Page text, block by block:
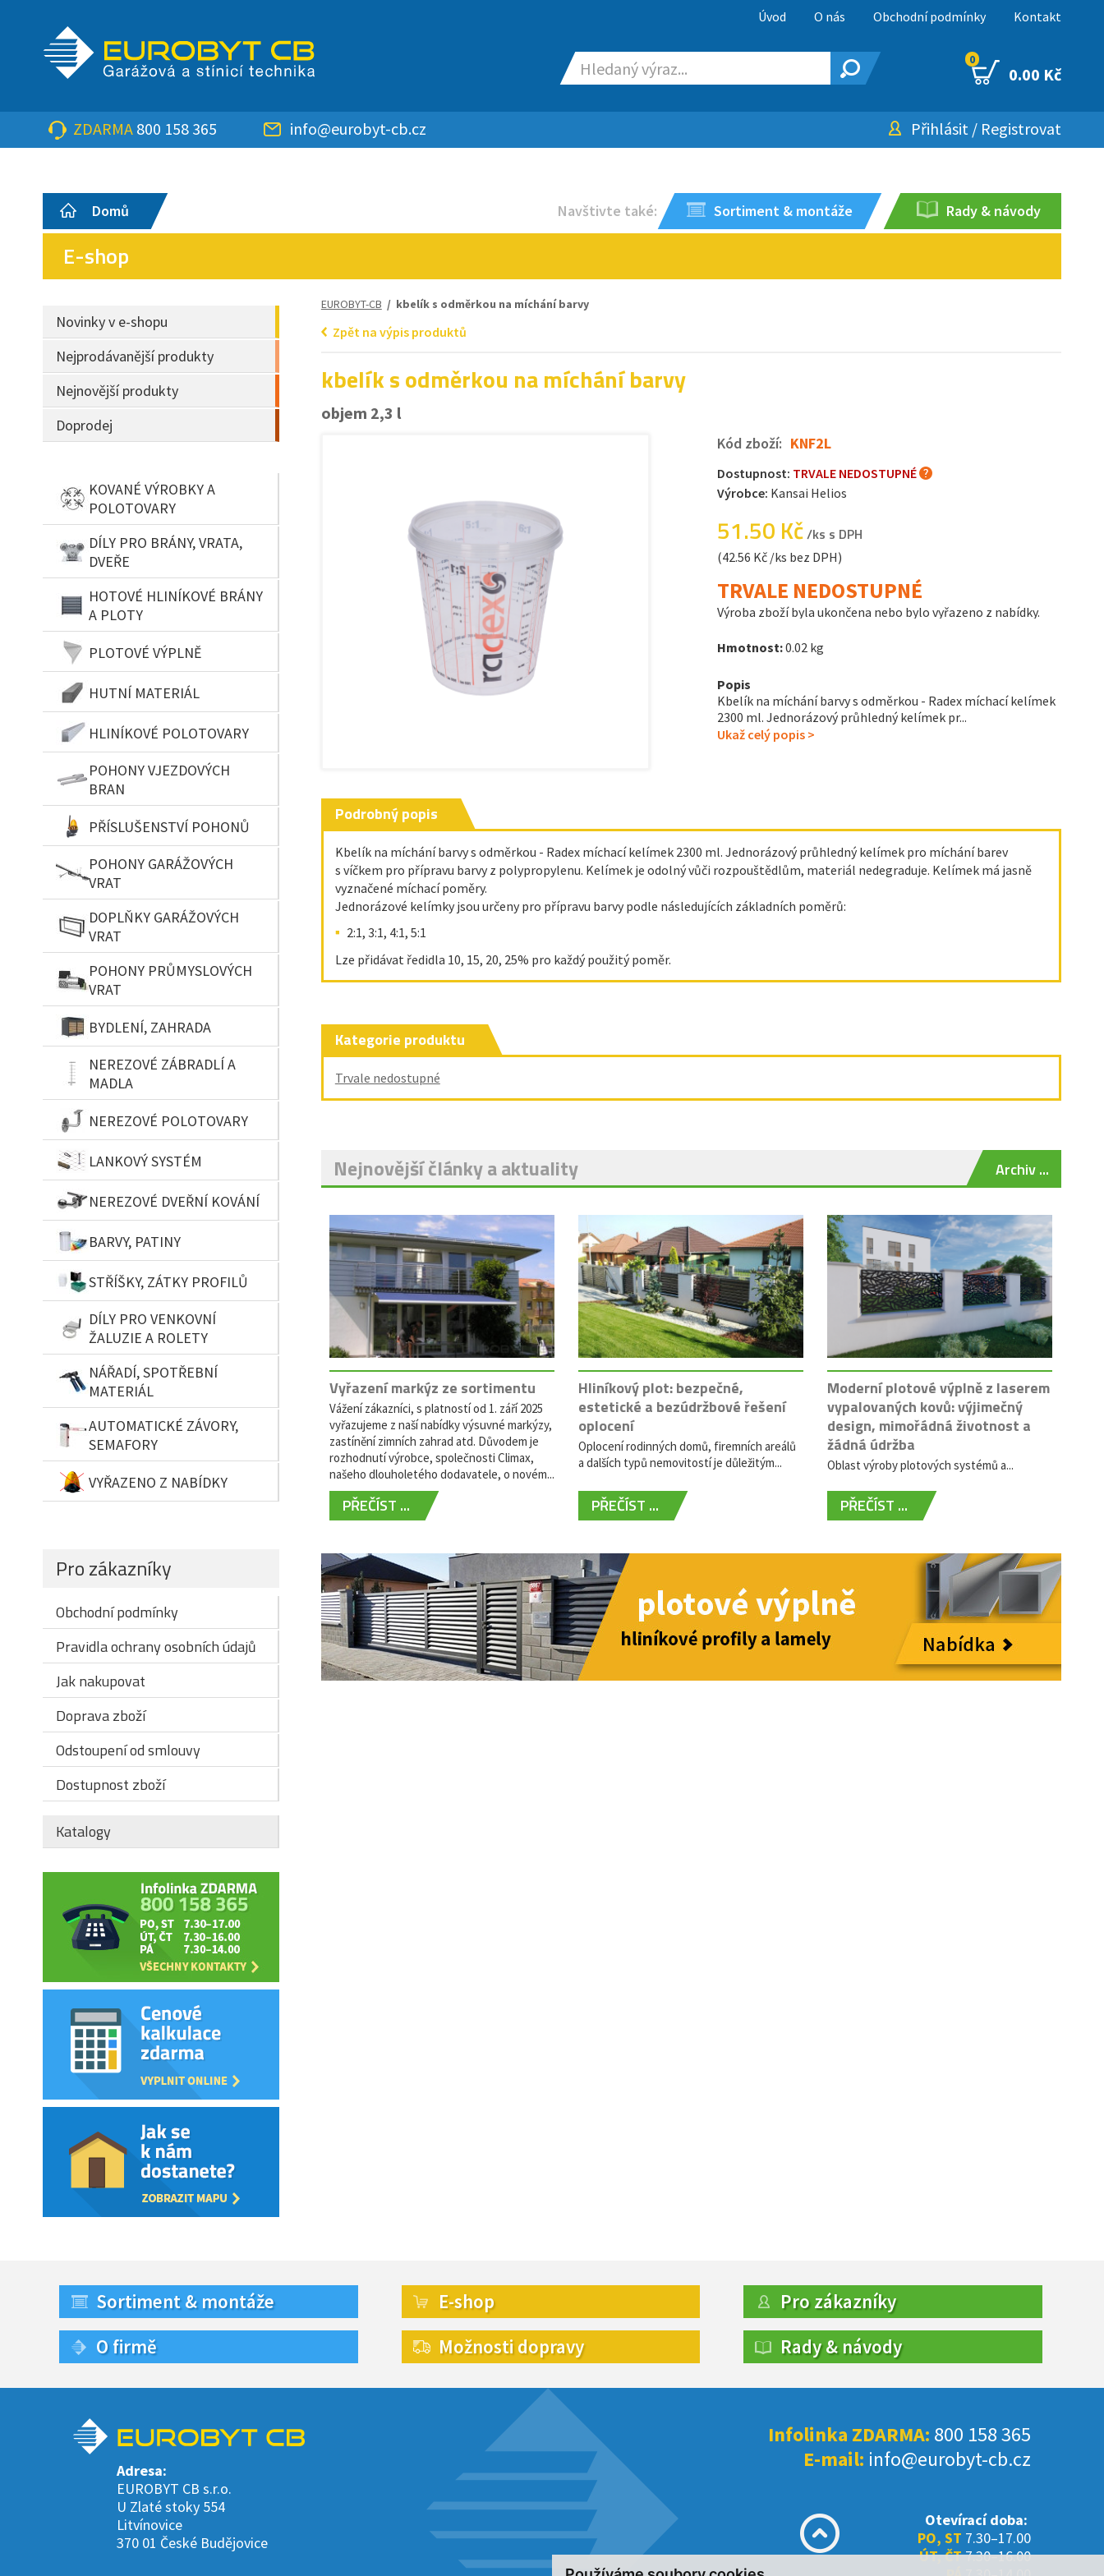
Úvod O nás Obchodní podmínky Kontakt
0
0.00 Kč
ZDARMA 800 158 365 info@eurobyt-cb.cz Přihlásit / Registrovat
Domů Navštivte také: Sortiment & montáže Rady & návody
E-shop
Novinky v e-shopu
Nejprodávanější produkty
Nejnovější produkty
Doprodej
KOVANÉ VÝROBKY A
POLOTOVARY
DÍLY PRO BRÁNY, VRATA,
DVEŘE
HOTOVÉ HLINÍKOVÉ BRÁNY
A PLOTY
PLOTOVÉ VÝPLNĚ
HUTNÍ MATERIÁL
HLINÍKOVÉ POLOTOVARY
POHONY VJEZDOVÝCH
BRAN
PŘÍSLUŠENSTVÍ POHONŮ
POHONY GARÁŽOVÝCH
VRAT
DOPLŇKY GARÁŽOVÝCH
VRAT
POHONY PRŮMYSLOVÝCH
VRAT
BYDLENÍ, ZAHRADA
NEREZOVÉ ZÁBRADLÍ A
MADLA
NEREZOVÉ POLOTOVARY
LANKOVÝ SYSTÉM
NEREZOVÉ DVEŘNÍ KOVÁNÍ
BARVY, PATINY
STŘÍŠKY, ZÁTKY PROFILŮ
DÍLY PRO VENKOVNÍ
ŽALUZIE A ROLETY
NÁŘADÍ, SPOTŘEBNÍ
MATERIÁL
AUTOMATICKÉ ZÁVORY,
SEMAFORY
VYŘAZENO Z NABÍDKY
Pro zákazníky
Obchodní podmínky
Pravidla ochrany osobních údajů
Jak nakupovat
Doprava zboží
Odstoupení od smlouvy
Dostupnost zboží
Katalogy
EUROBYT-CB / kbelík s odměrkou na míchání barvy
Zpět na výpis produktů
kbelík s odměrkou na míchání barvy
objem 2,3 l
Kód zboží: KNF2L
Dostupnost: TRVALE NEDOSTUPNÉ
Výrobce: Kansai Helios
51.50 Kč/ks s DPH
(42.56 Kč /ks bez DPH)
TRVALE NEDOSTUPNÉ
Výroba zboží byla ukončena nebo bylo vyřazeno z nabídky.
Hmotnost:0.02 kg
Popis
Kbelík na míchání barvy s odměrkou - Radex míchací kelímek
2300 ml. Jednorázový průhledný kelímek pr...
Ukaž celý popis >
Podrobný popis
Kbelík na míchání barvy s odměrkou - Radex míchací kelímek 2300 ml. Jednorázový průhledný kelímek pro míchání barev
s víčkem pro přípravu barvy z polypropylenu. Kelímek je odolný vůči rozpouštědlům, materiál nedegraduje. Kelímek má jasně
vyznačené míchací poměry.
Jednorázové kelímky jsou určeny pro přípravu barvy podle následujících základních poměrů:
2:1, 3:1, 4:1, 5:1
Lze přidávat ředidla 10, 15, 20, 25% pro každý použitý poměr.
Kategorie produktu
Trvale nedostupné
Nejnovější články a aktuality
Vyřazení markýz ze sortimentu
Vážení zákazníci, s platností od 1. září 2025
vyřazujeme z naší nabídky výsuvné markýzy,
zastínění zimních zahrad atd. Důvodem je
rozhodnutí výrobce, společnosti Climax,
našeho dlouholetého dodavatele, o novém...
PŘEČÍST ...
Hliníkový plot: bezpečné,
estetické a bezúdržbové řešení
oplocení
Oplocení rodinných domů, firemních areálů
a dalších typů nemovitostí je důležitým...
PŘEČÍST ...
Moderní plotové výplně z laserem
vypalovaných kovů: výjimečný
design, mimořádná životnost a
žádná údržba
Oblast výroby plotových systémů a...
PŘEČÍST ...
Archiv ...
Sortiment & montáže
O firmě
E-shop
Možnosti dopravy
Pro zákazníky
Rady & návody
Adresa:
EUROBYT CB s.r.o.
U Zlaté stoky 554
Litvínovice
370 01 České Budějovice
Infolinka ZDARMA: 800 158 365
E-mail: info@eurobyt-cb.cz
Otevírací doba:
PO, ST 7.30–17.00
ÚT, ČT7.30–16.00